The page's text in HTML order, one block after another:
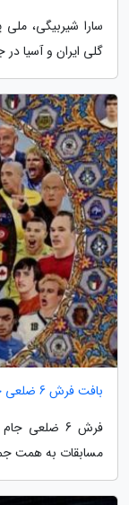
سارا شیربیگی،
گلی ایران و آسیا در جمع 10 بازیکن برتر فوتسال
بافت فرش 6 ضلعی جام جهانی در تبریز
مسابقات به همت